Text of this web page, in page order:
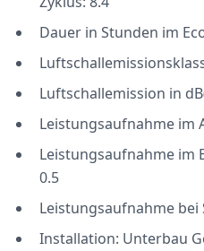
Dauer in Stunden im
Luftschallemission in
Leistungsaufnahme im
Leistungsaufnahme im
0.5
Leistungsaufnahme bei
Installation: Unterbau